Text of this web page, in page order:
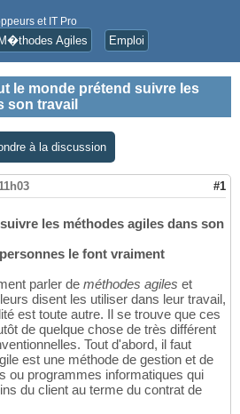
et IT Pro
Agiles Emploi
le monde prétend suivre les
son travail
à la discussion
#1
les méthodes agiles dans son
le font vraiment
parler de méthodes agiles et
disent les utiliser dans leur travail,
est toute autre. Il se trouve que ces
de quelque chose de très différent
Tout d'abord, il faut
est une méthode de gestion et de
ou programmes informatiques qui
du client au terme du contrat de